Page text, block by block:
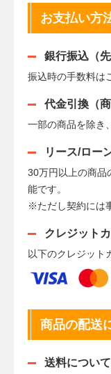
お支払い方
銀行振込（先
振込時の手数料は
代金引換（
一部の商品を除き
リース/ロー
30万円以上の商品
能です。
※ただし契約には
クレジット
以下のクレジット
商品の配送
送料について